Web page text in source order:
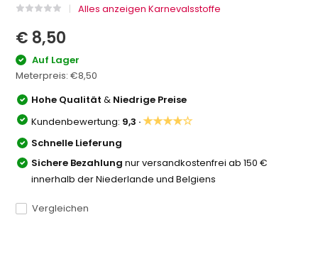
Alles anzeigen Karnevalsstoffe
€ 8,50
Auf Lager
Meterpreis:€8,50
Hohe Qualität& Niedrige Preise
Kundenbewertung: 9,3 ·★★★★☆
Schnelle Lieferung
Sichere Bezahlung nur versandkostenfrei ab 150 €
innerhalb der Niederlande und Belgiens
Vergleichen